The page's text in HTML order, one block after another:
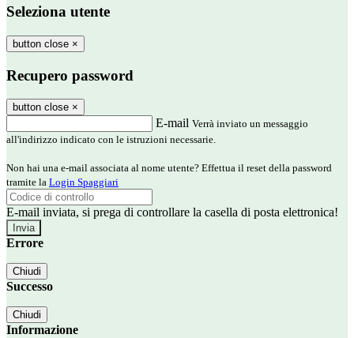
Seleziona utente
button close ×
Recupero password
button close ×
E-mail Verrà inviato un messaggio
all'indirizzo indicato con le istruzioni necessarie.
Non hai una e-mail associata al nome utente? Effettua il reset della password
tramite la Login Spaggiari
E-mail inviata, si prega di controllare la casella di posta elettronica!
Errore
Chiudi
Successo
Chiudi
Informazione